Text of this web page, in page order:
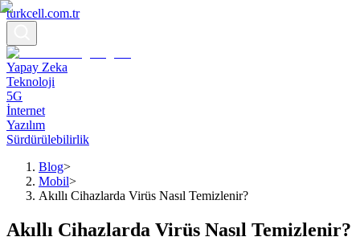
turkcell.com.tr
Yapay Zeka
Teknoloji
5G
İnternet
Yazılım
Sürdürülebilirlik
Blog>
Mobil>
Akıllı Cihazlarda Virüs Nasıl Temizlenir?
Akıllı Cihazlarda Virüs Nasıl Temizlenir?